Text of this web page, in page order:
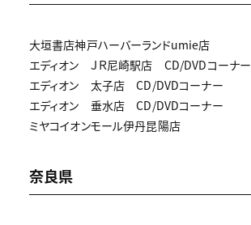
大垣書店神戸ハーバーランドumie店
エディオン ＪＲ尼崎駅店 CD/DVDコーナー
エディオン 太子店 CD/DVDコーナー
エディオン 垂水店 CD/DVDコーナー
ミヤコイオンモール伊丹昆陽店
奈良県